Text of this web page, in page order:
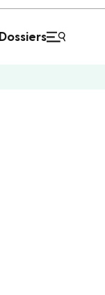
Dossiers